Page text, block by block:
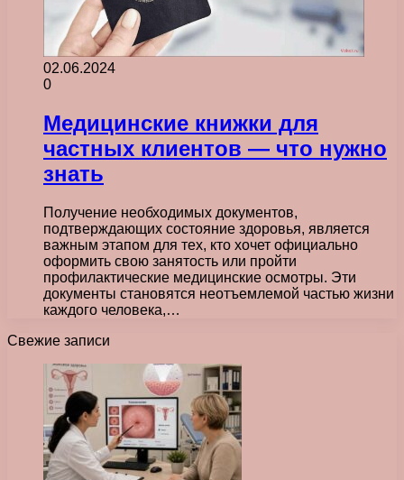
02.06.2024
0
Медицинские книжки для
частных клиентов — что нужно
знать
Получение необходимых документов,
подтверждающих состояние здоровья, является
важным этапом для тех, кто хочет официально
оформить свою занятость или пройти
профилактические медицинские осмотры. Эти
документы становятся неотъемлемой частью жизни
каждого человека,…
Свежие записи